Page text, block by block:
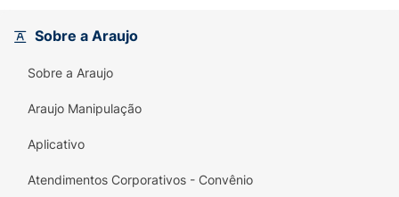
Sobre a Araujo
Sobre a Araujo
Araujo Manipulação
Aplicativo
Atendimentos Corporativos - Convênio